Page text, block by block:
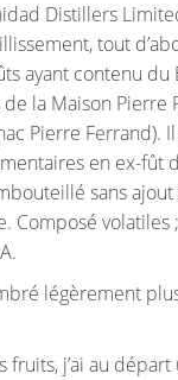
Distillers
tout
ayant contenu
la Maison Pierre
Pierre Ferrand).
en ex-fût
sans ajout
Composé volatiles
légèrement
fruits, j’ai au